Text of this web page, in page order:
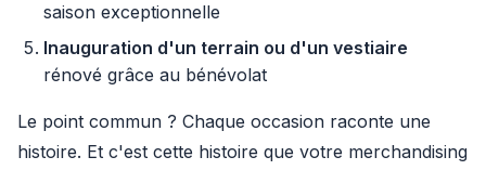
saison exceptionnelle
Inauguration d'un terrain ou d'un vestiaire
rénové grâce au bénévolat
Le point commun ? Chaque occasion raconte une
histoire. Et c'est cette histoire que votre merchandising